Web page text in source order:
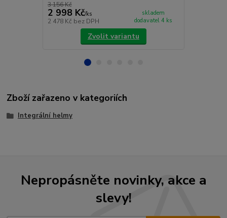
3 156 Kč
2 998 Kč/ks
2 478 Kč bez DPH
skladem
dodavatel 4 ks
Zvolit variantu
Zboží zařazeno v kategoriích
Integrální helmy
Nepropásněte novinky, akce a
slevy!